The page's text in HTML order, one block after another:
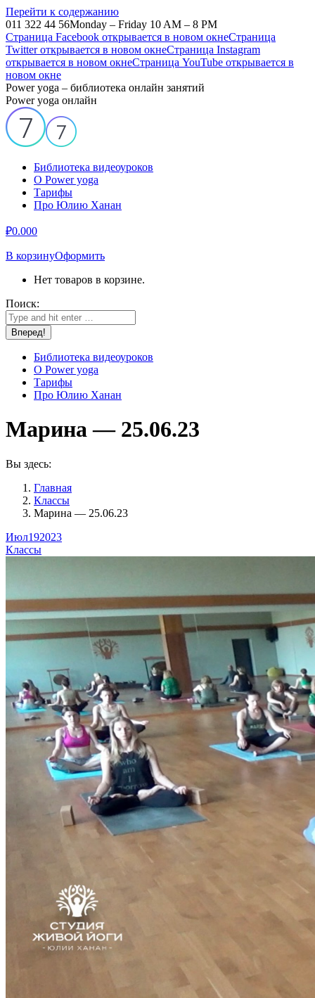
Перейти к содержанию
011 322 44 56Monday – Friday 10 AM – 8 PM
Страница Facebook открывается в новом окнеСтраница
Twitter открывается в новом окнеСтраница Instagram
открывается в новом окнеСтраница YouTube открывается в
новом окне
Power yoga – библиотека онлайн занятий
Power yoga онлайн
Библиотека видеоуроков
О Power yoga
Тарифы
Про Юлию Ханан
₽0.000
В корзинуОформить
Нет товаров в корзине.
Поиск:
Библиотека видеоуроков
О Power yoga
Тарифы
Про Юлию Ханан
Марина — 25.06.23
Вы здесь:
Главная
Классы
Марина — 25.06.23
Июл192023
Классы